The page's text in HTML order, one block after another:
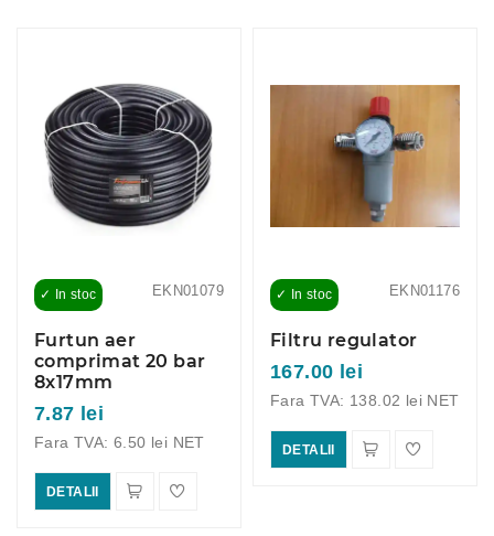
EKN01079
✓ In stoc
Furtun aer
comprimat 20 bar
8x17mm
7.87 lei
Fara TVA: 6.50 lei NET
DETALII
EKN01176
✓ In stoc
Filtru regulator
167.00 lei
Fara TVA: 138.02 lei NET
DETALII